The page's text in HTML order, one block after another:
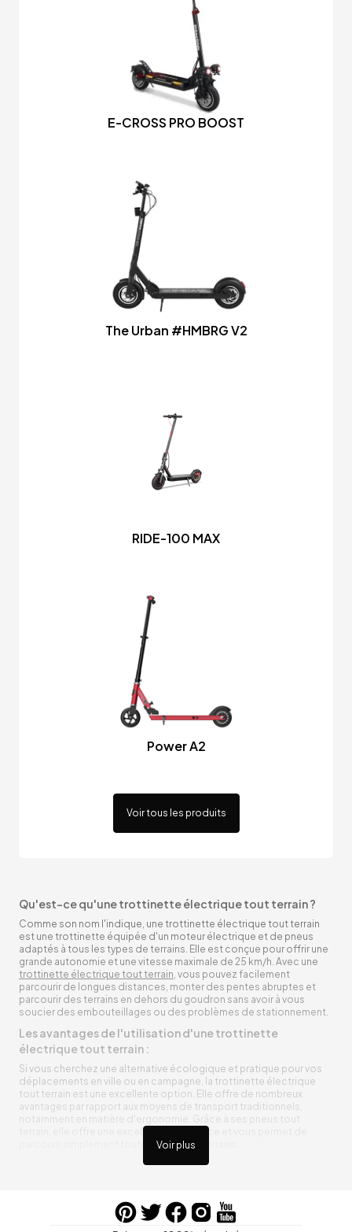
E-CROSS PRO BOOST
The Urban #HMBRG V2
RIDE-100 MAX
Power A2
Voir tous les produits
Voir plus
Qu'est-ce qu'une trottinette électrique tout terrain ?
Comme son nom l'indique, une trottinette électrique tout terrain
est une trottinette équipée d'un moteur électrique et de pneus
adaptés à tous les types de terrains. Elle est conçue pour offrir une
grande autonomie et une vitesse maximale de 25 km/h. Avec une
trottinette électrique tout terrain, vous pouvez facilement
parcourir de longues distances, monter des pentes abruptes et
parcourir des terrains en dehors du goudron sans avoir à vous
soucier des embouteillages ou des problèmes de stationnement.
Les avantages de l'utilisation d'une trottinette
électrique tout terrain :
Si vous cherchez une alternative écologique et pratique pour vos
déplacements en ville ou en campagne, la trottinette électrique
tout terrain est une excellente option. Elle offre de nombreux
avantages par rapport aux moyens de transport traditionnels,
notamment en matière d'ergonomie. Grâce à ses pneus tout
terrain, elle offre une excellente adhérence et vous permet de
parcourir simplement toutes sortes de terrains.
Trottinette électrique tout terrain ergonomique
entre vos trajets, vous n’aurez pas à vous soucier de l’état de sa
batterie. De plus, elle est équipée de pneus résistants qui peuvent